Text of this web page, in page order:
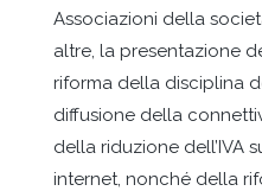
Associazioni della
altre, la presentazione
riforma della disciplina
diffusione della
della riduzione dell’IVA
internet, nonché della